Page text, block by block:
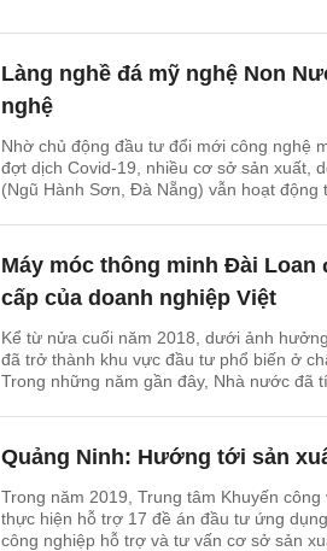
Làng nghề đá mỹ nghệ Non
nghệ
Nhờ chủ động đầu tư đổi mới công nghệ
đợt dịch Covid-19, nhiều cơ sở sản xuất,
(Ngũ Hành Sơn, Đà Nẵng) vẫn hoạt
Máy móc thông minh Đài
cấp của doanh nghiệp Việt
Kể từ nửa cuối năm 2018, dưới ảnh
đã trở thành khu vực đầu tư phổ biến ở
Trong những năm gần đây, Nhà nước đã
3C... đầu tư vào Việt Nam để đặt nhà
lên hàng năm, từ đó thúc đẩy nhu cầu
Quảng Ninh: Hướng tới sản
Trong năm 2019, Trung tâm Khuyến
thực hiện hỗ trợ 17 đề án đầu tư ứng
công nghiệp hỗ trợ và tư vấn cơ sở sản